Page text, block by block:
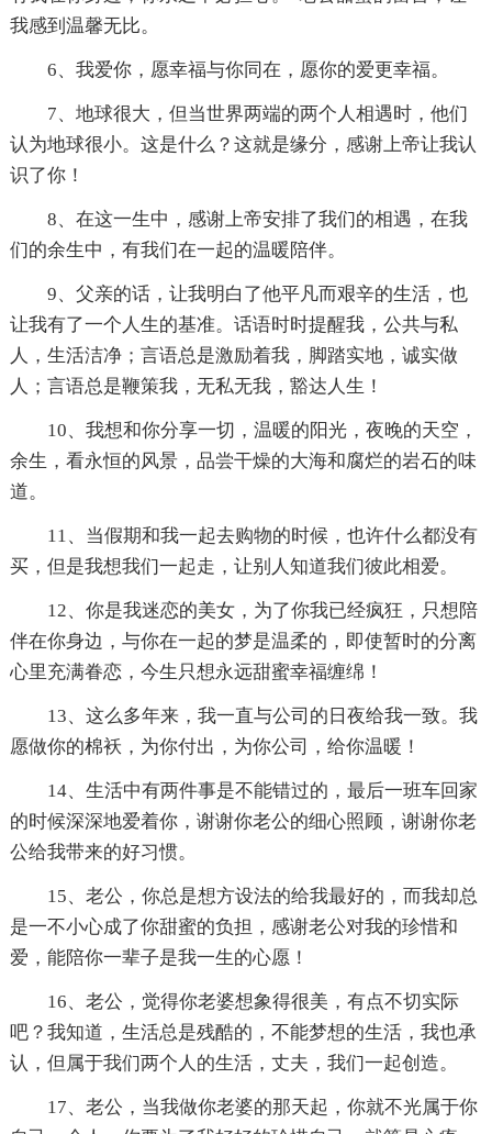
我感到温馨无比。
6、我爱你，愿幸福与你同在，愿你的爱更幸福。
7、地球很大，但当世界两端的两个人相遇时，他们
认为地球很小。这是什么？这就是缘分，感谢上帝让我认
识了你！
8、在这一生中，感谢上帝安排了我们的相遇，在我
们的余生中，有我们在一起的温暖陪伴。
9、父亲的话，让我明白了他平凡而艰辛的生活，也
让我有了一个人生的基准。话语时时提醒我，公共与私
人，生活洁净；言语总是激励着我，脚踏实地，诚实做
人；言语总是鞭策我，无私无我，豁达人生！
10、我想和你分享一切，温暖的阳光，夜晚的天空，
余生，看永恒的风景，品尝干燥的大海和腐烂的岩石的味
道。
11、当假期和我一起去购物的时候，也许什么都没有
买，但是我想我们一起走，让别人知道我们彼此相爱。
12、你是我迷恋的美女，为了你我已经疯狂，只想陪
伴在你身边，与你在一起的梦是温柔的，即使暂时的分离
心里充满眷恋，今生只想永远甜蜜幸福缠绵！
13、这么多年来，我一直与公司的日夜给我一致。我
愿做你的棉袄，为你付出，为你公司，给你温暖！
14、生活中有两件事是不能错过的，最后一班车回家
的时候深深地爱着你，谢谢你老公的细心照顾，谢谢你老
公给我带来的好习惯。
15、老公，你总是想方设法的给我最好的，而我却总
是一不小心成了你甜蜜的负担，感谢老公对我的珍惜和
爱，能陪你一辈子是我一生的心愿！
16、老公，觉得你老婆想象得很美，有点不切实际
吧？我知道，生活总是残酷的，不能梦想的生活，我也承
认，但属于我们两个人的生活，丈夫，我们一起创造。
17、老公，当我做你老婆的那天起，你就不光属于你